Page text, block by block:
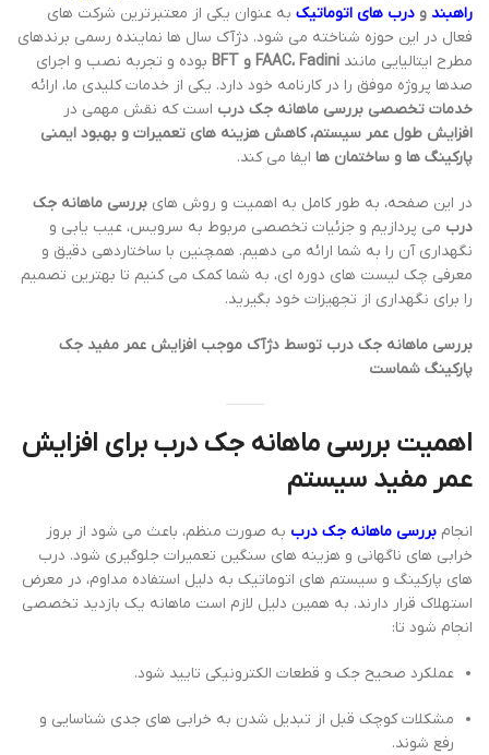
راهبند و درب های اتوماتیک به عنوان یکی از معتبرترین شرکت های
فعال در این حوزه شناخته می شود. دژآک سال ها نماینده رسمی برندهای
مطرح ایتالیایی مانند FAAC، Fadini و BFT
بوده و تجربه نصب و اجرای
صدها پروژه موفق را در کارنامه خود دارد. یکی از خدمات کلیدی ما، ارائه
خدمات تخصصی بررسی ماهانه جک درب است که نقش مهمی در
افزایش طول عمر سیستم، کاهش هزینه های تعمیرات و بهبود ایمنی
پارکینگ ها و ساختمان ها ایفا می کند.
در این صفحه، به طور کامل به اهمیت و روش های بررسی ماهانه جک
درب می پردازیم و جزئیات تخصصی مربوط به سرویس، عیب یابی و
نگهداری آن را به شما ارائه می دهیم. همچنین با ساختاردهی دقیق و
معرفی چک لیست های دوره ای، به شما کمک می کنیم تا بهترین تصمیم
را برای نگهداری از تجهیزات خود بگیرید.
بررسی ماهانه جک درب توسط دژآک موجب افزایش عمر مفید جک
پارکینگ شماست
اهمیت بررسی ماهانه جک درببرای افزایش
عمر مفید سیستم
انجام بررسی ماهانه جک درب به صورت منظم، باعث می شود از بروز
خرابی های ناگهانی و هزینه های سنگین تعمیرات جلوگیری شود. درب
های پارکینگ و سیستم های اتوماتیک به دلیل استفاده مداوم، در معرض
استهلاک قرار دارند. به همین دلیل لازم است ماهانه یک بازدید تخصصی
انجام شود تا:
عملکرد صحیح جک و قطعات الکترونیکی تایید شود.
مشکلات کوچک قبل از تبدیل شدن به خرابی های جدی شناسایی و
رفع شوند.